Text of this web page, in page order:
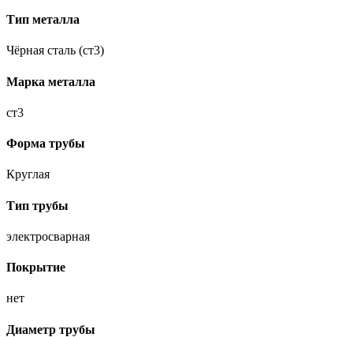
Тип металла
Чёрная сталь (ст3)
Марка металла
ст3
Форма трубы
Круглая
Тип трубы
электросварная
Покрытие
нет
Диаметр трубы